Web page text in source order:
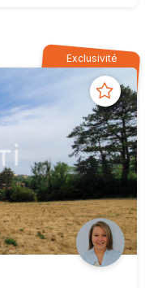
Exclusivité